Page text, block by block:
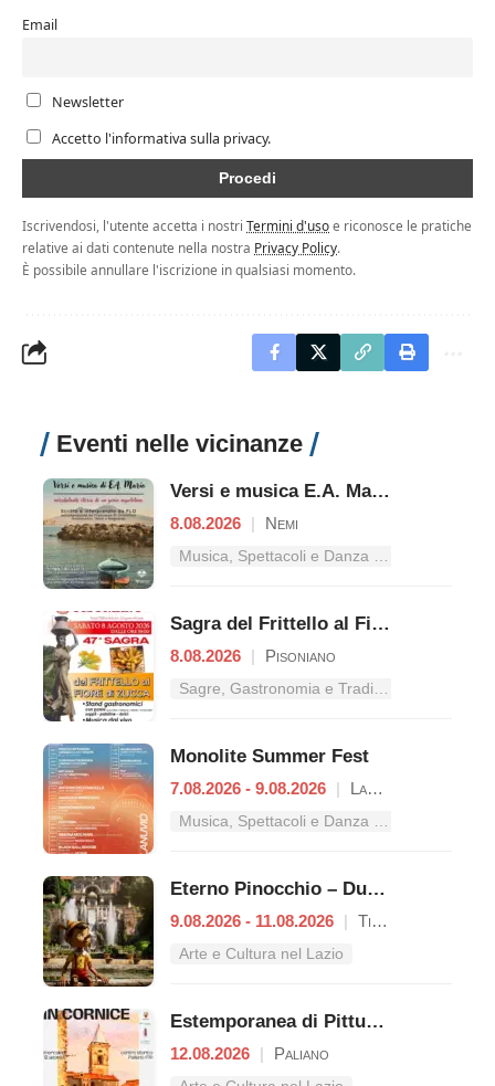
Email
Newsletter
Accetto l'informativa sulla privacy.
Iscrivendosi, l'utente accetta i nostri Termini d'usoe riconosce le pratiche
relative ai dati contenute nella nostra Privacy Policy.
È possibile annullare l'iscrizione in qualsiasi momento.
Eventi nelle vicinanze
Versi e musica E.A. Mario - Mirabolante storia di un genio napoletano
8.08.2026 | Nemi
Musica, Spettacoli e Danza nel Lazio
Sagra del Frittello al Fiore di Zucca
8.08.2026 | Pisoniano
Sagre, Gastronomia e Tradizioni nel Lazio
Monolite Summer Fest
7.08.2026 - 9.08.2026 | Lanuvio
Musica, Spettacoli e Danza nel Lazio
Eterno Pinocchio – Duecento anni di Collodi
9.08.2026 - 11.08.2026 | Tivoli
Arte e Cultura nel Lazio
Estemporanea di Pittura – Premio "Giacomo Lisia"
12.08.2026 | Paliano